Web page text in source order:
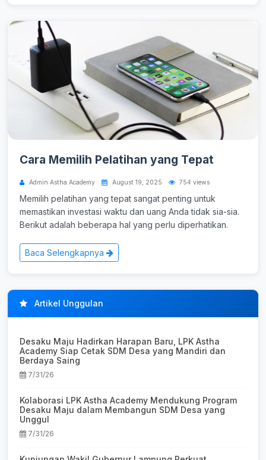
Cara Memilih Pelatihan yang Tepat
Admin Astha Academy August 19, 2025 754 views
Memilih pelatihan yang tepat sangat penting untuk
memastikan investasi waktu dan uang Anda tidak sia-sia.
Berikut adalah beberapa hal yang perlu diperhatikan.
Baca Selengkapnya
Artikel Unggulan
Desaku Maju Hadirkan Harapan Baru, LPK Astha
Academy Siap Cetak SDM Desa yang Mandiri dan
Berdaya Saing
7/31/26
Kolaborasi LPK Astha Academy Mendukung Program
Desaku Maju dalam Membangun SDM Desa yang
Unggul
7/31/26